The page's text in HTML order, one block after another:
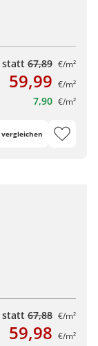
statt 67,89 €/m²
59,99 €/m²
7,90 €/m²
vergleichen
statt 67,88 €/m²
59,98 €/m²